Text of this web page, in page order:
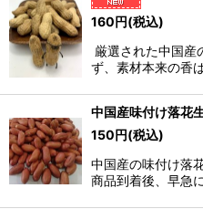
並び順:
160円(税込)
厳選された中国産
ず、素材本来の香
中国産味付け落花
150円(税込)
中国産の味付け落
商品到着後、早急